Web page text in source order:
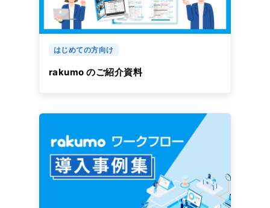
はじめての方向け
rakumo のご紹介資料